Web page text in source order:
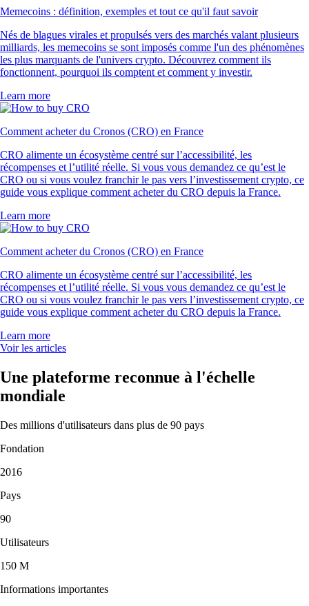
Memecoins : définition, exemples et tout ce qu'il faut savoir
Nés de blagues virales et propulsés vers des marchés valant plusieurs
milliards, les memecoins se sont imposés comme l'un des phénomènes
les plus marquants de l'univers crypto. Découvrez comment ils
fonctionnent, pourquoi ils comptent et comment y investir.
Learn more
Comment acheter du Cronos (CRO) en France
CRO alimente un écosystème centré sur l’accessibilité, les
récompenses et l’utilité réelle. Si vous vous demandez ce qu’est le
CRO ou si vous voulez franchir le pas vers l’investissement crypto, ce
guide vous explique comment acheter du CRO depuis la France.
Learn more
Comment acheter du Cronos (CRO) en France
CRO alimente un écosystème centré sur l’accessibilité, les
récompenses et l’utilité réelle. Si vous vous demandez ce qu’est le
CRO ou si vous voulez franchir le pas vers l’investissement crypto, ce
guide vous explique comment acheter du CRO depuis la France.
Learn more
Voir les articles
Une plateforme reconnue à l'échelle
mondiale
Des millions d'utilisateurs dans plus de 90 pays
Fondation
2016
Pays
90
Utilisateurs
150 M
Informations importantes